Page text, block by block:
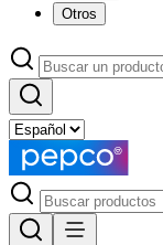
Otros